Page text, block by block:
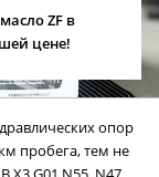
ZF в
цене!
опор
пробега, тем не